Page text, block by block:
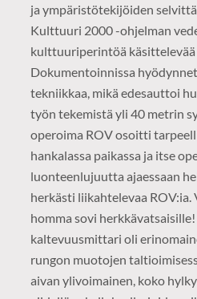
ja ympäristötekijöiden
Kulttuuri 2000 -ohjelman
kulttuuriperintöä käsittelevää
Dokumentoinnissa
tekniikkaa, mikä edesauttoi
työn tekemistä yli 40 metrin
operoima ROV osoitti
hankalassa paikassa ja itse
luonteenlujuutta ajaessaan
herkästi liikahtelevaa
homma sovi
kaltevuusmittari oli
rungon muotojen
aivan ylivoimainen, koko